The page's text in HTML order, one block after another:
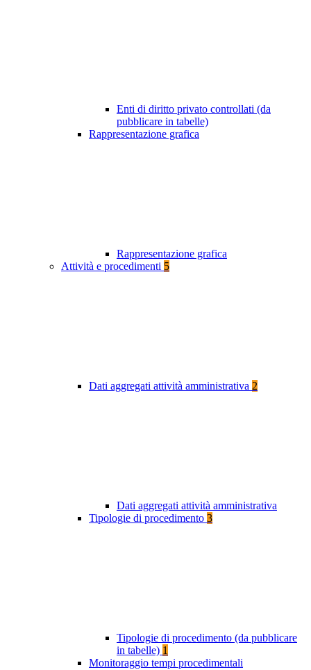
Enti di diritto privato controllati (da
pubblicare in tabelle)
Rappresentazione grafica
Rappresentazione grafica
Attività e procedimenti 5
Dati aggregati attività amministrativa 2
Dati aggregati attività amministrativa
Tipologie di procedimento 3
Tipologie di procedimento (da pubblicare
in tabelle) 1
Monitoraggio tempi procedimentali